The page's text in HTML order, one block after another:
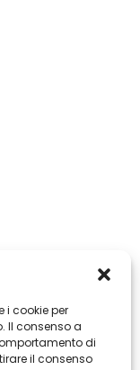
i cookie per
Il consenso a
di
il consenso